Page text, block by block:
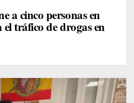
a cinco personas en
tráfico de drogas en